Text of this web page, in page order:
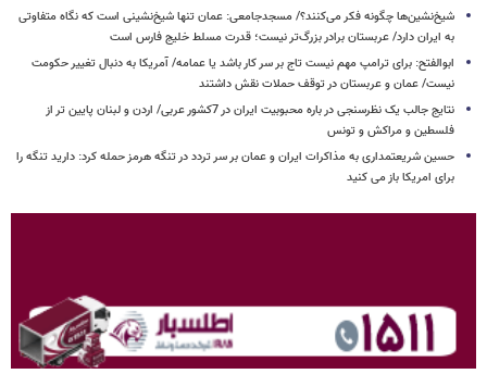
شیخ‌نشین‌ها چگونه فکر می‌کنند؟/ مسجدجامعی: عمان تنها شیخ‌نشینی است که نگاه متفاوتی
به ایران دارد/ عربستان برادر بزرگ‌تر نیست؛ قدرت مسلط خلیج فارس است
ابوالفتح: برای ترامپ مهم نیست تاج بر سر کار باشد یا عمامه/ آمریکا به دنبال تغییر حکومت
نیست/ عمان و عربستان در توقف حملات نقش داشتند
نتایج جالب یک نظرسنجی در باره محبوبیت ایران در 7کشور عربی/ اردن و لبنان پایین تر از
فلسطین و مراکش و تونس
حسین شریعتمداری به مذاکرات ایران و عمان بر سر تردد در تنگه هرمز حمله کرد: دارید تنگه را
برای امریکا باز می کنید